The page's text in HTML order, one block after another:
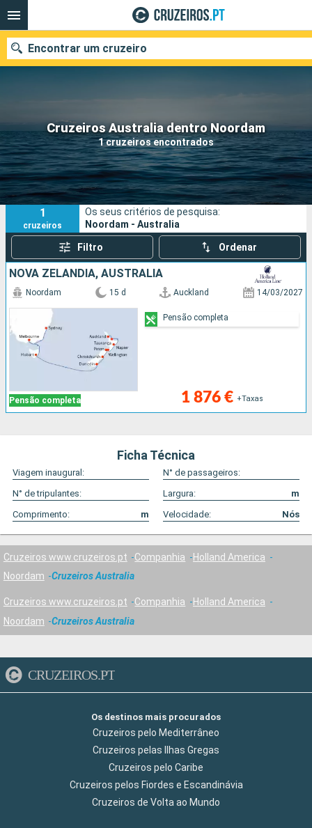
Cruzeiros Australia dentro Noordam
1 cruzeiros encontrados
Encontrar um cruzeiro
Quando ir?
Data de partida
Portos Companhias
Pesquisar
1
cruzeiros
Os seus critérios de pesquisa:
Noordam - Australia
Filtro Ordenar
NOVA ZELANDIA, AUSTRALIA
Pensão completa
Noordam 15 d Auckland 14/03/2027
1 876 € +Taxas
Pensão completa
Ficha Técnica
Viagem inaugural:
N° de passageiros:
N° de tripulantes:
Largura:
m
Comprimento:
m Velocidade: Nós
Cruzeiros www.cruzeiros.pt Companhia
Holland America
Noordam
Cruzeiros Australia
Cruzeiros www.cruzeiros.pt Companhia
Holland America
Noordam
Cruzeiros Australia
CRUZEIROS.PT
Os destinos mais procurados
Cruzeiros pelo Mediterrâneo
Cruzeiros pelas Ilhas Gregas
Cruzeiros pelo Caribe
Cruzeiros pelos Fiordes e Escandinávia
Cruzeiros de Volta ao Mundo